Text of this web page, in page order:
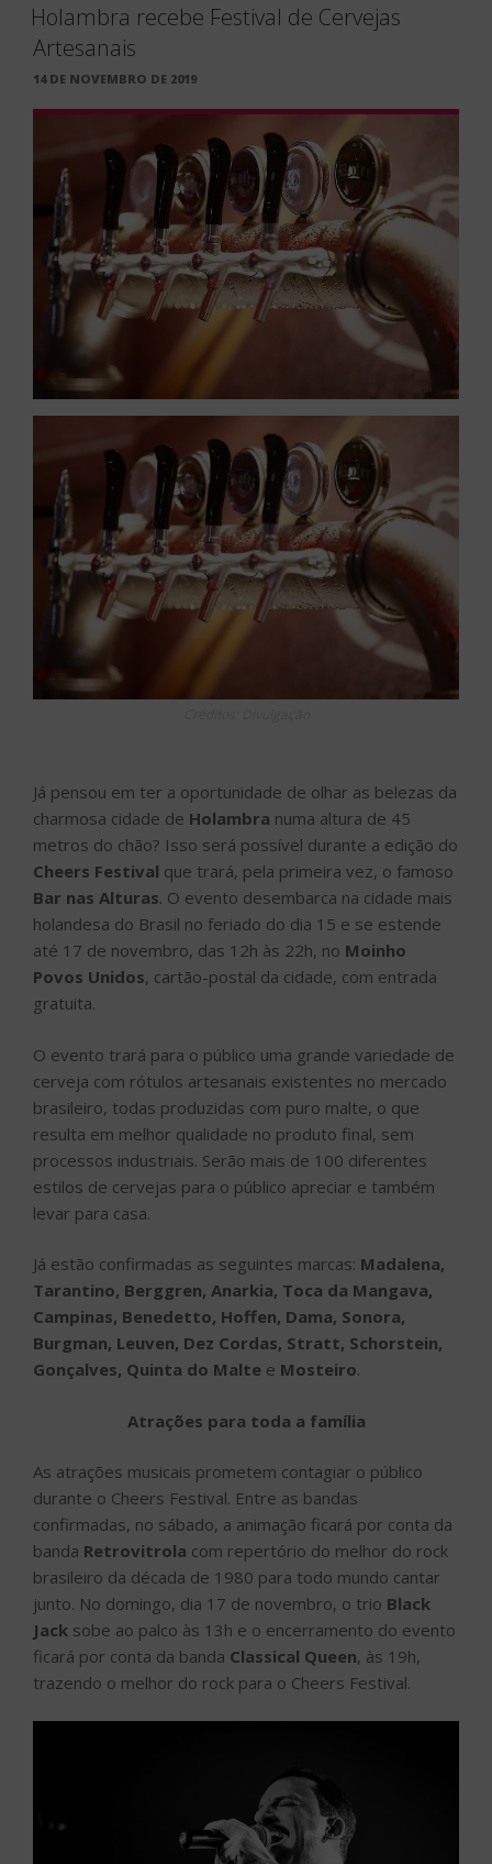
Holambra recebe Festival de Cervejas
Artesanais
PUBLICADO
14 DE NOVEMBRO DE 2019
Já pensou em ter a oportunidade de olhar as belezas da
charmosa cidade de Holambra numa altura de 45
metros do chão? Isso será possível durante a edição do
Cheers Festival que trará, pela primeira vez, o famoso
Bar nas Alturas. O evento desembarca na cidade mais
holandesa do Brasil no feriado do dia 15 e se estende
até 17 de novembro, das 12h às 22h, no Moinho
Povos Unidos, cartão-postal da cidade, com entrada
gratuita.
O evento trará para o público uma grande variedade de
cerveja com rótulos artesanais existentes no mercado
brasileiro, todas produzidas com puro malte, o que
resulta em melhor qualidade no produto final, sem
processos industriais. Serão mais de 100 diferentes
estilos de cervejas para o público apreciar e também
levar para casa.
Já estão confirmadas as seguintes marcas: Madalena,
Tarantino, Berggren, Anarkia, Toca da Mangava,
Campinas, Benedetto, Hoffen, Dama, Sonora,
Burgman, Leuven, Dez Cordas, Stratt, Schorstein,
Gonçalves, Quinta do Malte e Mosteiro.
Atrações para toda a família
As atrações musicais prometem contagiar o público
durante o Cheers Festival. Entre as bandas
confirmadas, no sábado, a animação ficará por conta da
banda Retrovitrola com repertório do melhor do rock
brasileiro da década de 1980 para todo mundo cantar
junto. No domingo, dia 17 de novembro, o trio Black
Jack sobe ao palco às 13h e o encerramento do evento
ficará por conta da banda Classical Queen, às 19h,
trazendo o melhor do rock para o Cheers Festival.